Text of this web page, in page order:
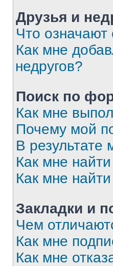
Друзья и
Что означают
Как мне
недругов?
Поиск по
Как мне
Почему мой
В результате
Как мне
Как мне
Закладки и
Чем
Как мне
Как мне